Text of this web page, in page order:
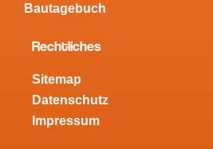
Bautagebuch
Rechtliches
Sitemap
Datenschutz
Impressum